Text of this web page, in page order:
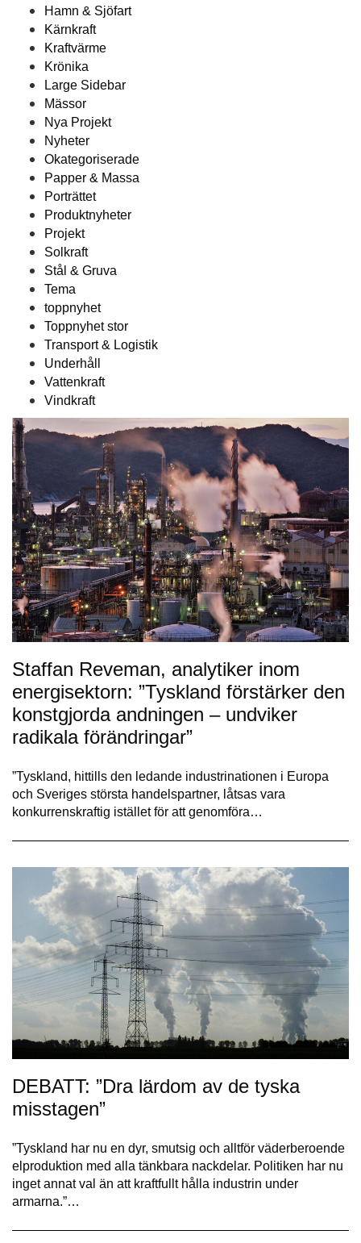
Hamn & Sjöfart
Kärnkraft
Kraftvärme
Krönika
Large Sidebar
Mässor
Nya Projekt
Nyheter
Okategoriserade
Papper & Massa
Porträttet
Produktnyheter
Projekt
Solkraft
Stål & Gruva
Tema
toppnyhet
Toppnyhet stor
Transport & Logistik
Underhåll
Vattenkraft
Vindkraft
Staffan Reveman, analytiker inom
energisektorn: ”Tyskland förstärker den
konstgjorda andningen – undviker
radikala förändringar”
”Tyskland, hittills den ledande industrinationen i Europa
och Sveriges största handelspartner, låtsas vara
konkurrenskraftig istället för att genomföra…
DEBATT: ”Dra lärdom av de tyska
misstagen”
”Tyskland har nu en dyr, smutsig och alltför väderberoende
elproduktion med alla tänkbara nackdelar. Politiken har nu
inget annat val än att kraftfullt hålla industrin under
armarna.”…